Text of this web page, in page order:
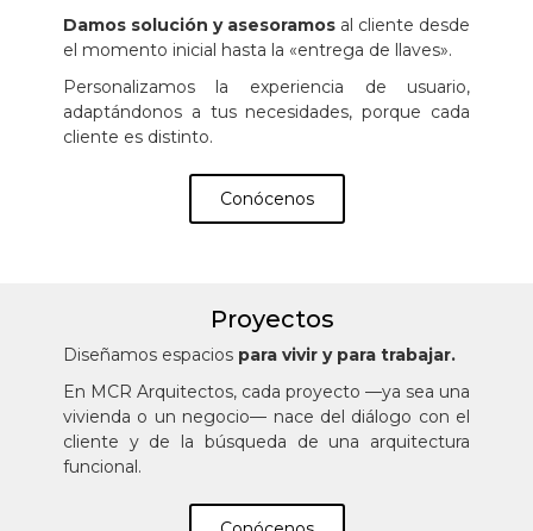
Damos solución y asesoramos al cliente desde
el momento inicial hasta la «entrega de llaves».
Personalizamos la experiencia de usuario,
adaptándonos a tus necesidades, porque cada
cliente es distinto.
Conócenos
Proyectos
Diseñamos espacios para vivir y para trabajar.
En MCR Arquitectos, cada proyecto —ya sea una
vivienda o un negocio— nace del diálogo con el
cliente y de la búsqueda de una arquitectura
funcional.